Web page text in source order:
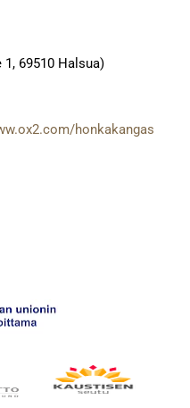
69510 Halsua)
honkakangas